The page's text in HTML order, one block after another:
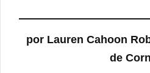
por Lauren Cahoon
de